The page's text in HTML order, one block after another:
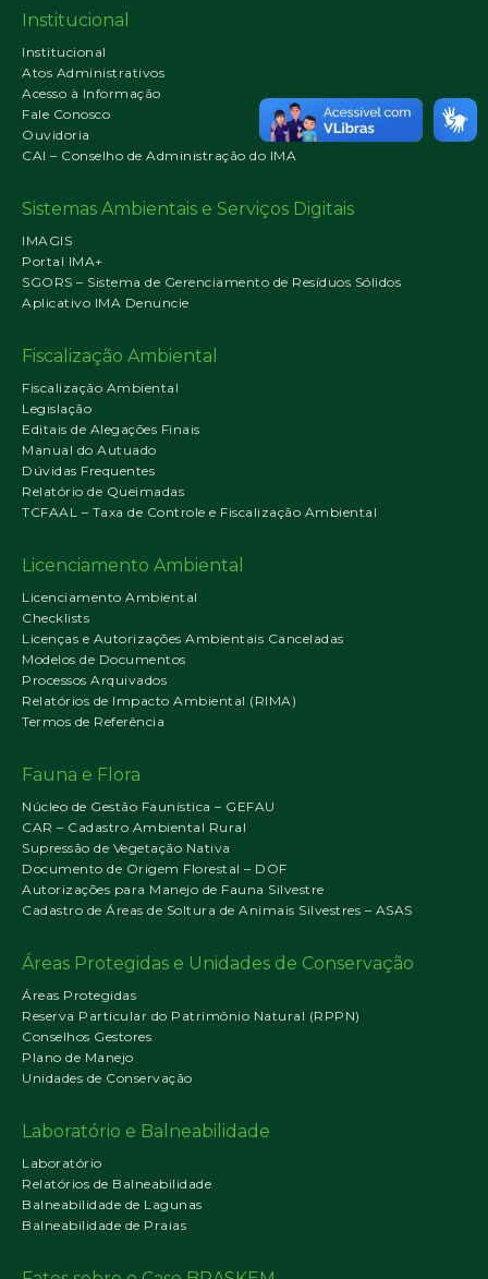
Institucional
Institucional
Atos Administrativos
Acesso à Informação
Fale Conosco
Ouvidoria
CAI – Conselho de Administração do IMA
Sistemas Ambientais e Serviços Digitais
IMAGIS
Portal IMA+
SGORS – Sistema de Gerenciamento de Resíduos Sólidos
Aplicativo IMA Denuncie
Fiscalização Ambiental
Fiscalização Ambiental
Legislação
Editais de Alegações Finais
Manual do Autuado
Dúvidas Frequentes
Relatório de Queimadas
TCFAAL – Taxa de Controle e Fiscalização Ambiental
Licenciamento Ambiental
Licenciamento Ambiental
Checklists
Licenças e Autorizações Ambientais Canceladas
Modelos de Documentos
Processos Arquivados
Relatórios de Impacto Ambiental (RIMA)
Termos de Referência
Fauna e Flora
Núcleo de Gestão Faunística – GEFAU
CAR – Cadastro Ambiental Rural
Supressão de Vegetação Nativa
Documento de Origem Florestal – DOF
Autorizações para Manejo de Fauna Silvestre
Cadastro de Áreas de Soltura de Animais Silvestres – ASAS
Áreas Protegidas e Unidades de Conservação
Áreas Protegidas
Reserva Particular do Patrimônio Natural (RPPN)
Conselhos Gestores
Plano de Manejo
Unidades de Conservação
Laboratório e Balneabilidade
Laboratório
Relatórios de Balneabilidade
Balneabilidade de Lagunas
Balneabilidade de Praias